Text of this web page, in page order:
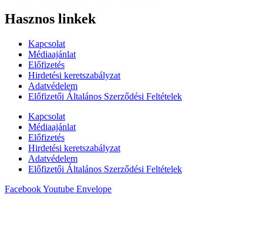
Hasznos linkek
Kapcsolat
Médiaajánlat
Előfizetés
Hirdetési keretszabályzat
Adatvédelem
Előfizetői Általános Szerződési Feltételek
Kapcsolat
Médiaajánlat
Előfizetés
Hirdetési keretszabályzat
Adatvédelem
Előfizetői Általános Szerződési Feltételek
FacebookYoutube Envelope